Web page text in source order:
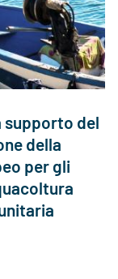
supporto del
della
per gli